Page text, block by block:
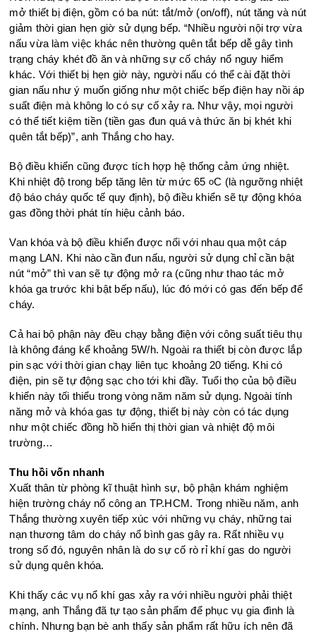
mở thiết bị điện, gồm có ba nút: tắt/mở (on/off), nút tăng và nút
giảm thời gian hẹn giờ sử dụng bếp. “Nhiều người nội trợ vừa
nấu vừa làm việc khác nên thường quên tắt bếp dễ gây tình
trạng cháy khét đồ ăn và những sự cố cháy nổ nguy hiểm
khác. Với thiết bị hẹn giờ này, người nấu có thể cài đặt thời
gian nấu như ý muốn giống như một chiếc bếp điện hay nồi áp
suất điện mà không lo có sự cố xảy ra. Như vậy, mọi người
có thể tiết kiệm tiền (tiền gas đun quá và thức ăn bị khét khi
quên tắt bếp)”, anh Thắng cho hay.
Bộ điều khiển cũng được tích hợp hệ thống cảm ứng nhiệt.
Khi nhiệt độ trong bếp tăng lên từ mức 65 oC (là ngưỡng nhiệt
độ báo cháy quốc tế quy định), bộ điều khiển sẽ tự động khóa
gas đồng thời phát tín hiệu cảnh báo.
Van khóa và bộ điều khiển được nối với nhau qua một cáp
mạng LAN. Khi nào cần đun nấu, người sử dụng chỉ cần bật
nút “mở” thì van sẽ tự động mở ra (cũng như thao tác mở
khóa ga trước khi bật bếp nấu), lúc đó mới có gas đến bếp để
cháy.
Cả hai bộ phận này đều chạy bằng điện với công suất tiêu thụ
là không đáng kể khoảng 5W/h. Ngoài ra thiết bị còn được lắp
pin sạc với thời gian chạy liên tục khoảng 20 tiếng. Khi có
điện, pin sẽ tự động sạc cho tới khi đầy. Tuổi thọ của bộ điều
khiển này tối thiểu trong vòng năm năm sử dụng. Ngoài tính
năng mở và khóa gas tự động, thiết bị này còn có tác dụng
như một chiếc đồng hồ hiển thị thời gian và nhiệt độ môi
trường…
Thu hồi vốn nhanh
Xuất thân từ phòng kĩ thuật hình sự, bộ phận khám nghiệm
hiện trường cháy nổ công an TP.HCM. Trong nhiều năm, anh
Thắng thường xuyên tiếp xúc với những vụ cháy, những tai
nạn thương tâm do cháy nổ bình gas gây ra. Rất nhiều vụ
trong số đó, nguyên nhân là do sự cố rò rỉ khí gas do người
sử dụng quên khóa.
Khi thấy các vụ nổ khí gas xảy ra với nhiều người phải thiệt
mạng, anh Thắng đã tự tạo sản phẩm để phục vụ gia đình là
chính. Nhưng bạn bè anh thấy sản phẩm rất hữu ích nên đã